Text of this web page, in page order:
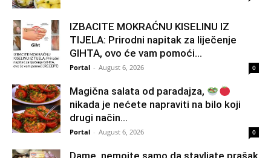
IZBACITE MOKRAĆNU KISELINU IZ
TIJELA: Prirodni napitak za liječenje
GIHTA, ovo će vam pomoći...
Portal - August 6, 2026 0
Magična salata od paradajza,
nikada je nećete napraviti na bilo koji
drugi način…
Portal - August 6, 2026 0